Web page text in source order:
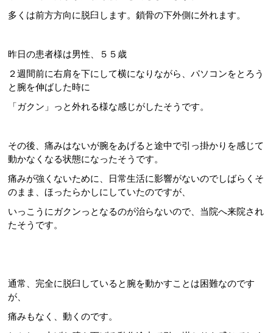
多くは前方方向に脱臼します。鎖骨の下外側に外れます。
昨日の患者様は男性、５５歳
２週間前に右肩を下にして横になりながら、パソコンをとろう
と腕を伸ばした時に
「ガクン」っと外れる様な感じがしたそうです。
その後、痛みはないが腕をあげると途中で引っ掛かりを感じて
動かなくなる状態になったそうです。
痛みが強くないために、日常生活に影響がないのでしばらくそ
のまま、ほったらかしにしていたのですが、
いっこうにガクンっとなるのが治らないので、当院へ来院され
たそうです。
通常、完全に脱臼していると腕を動かすことは困難なのです
が、
痛みもなく、動くのです。